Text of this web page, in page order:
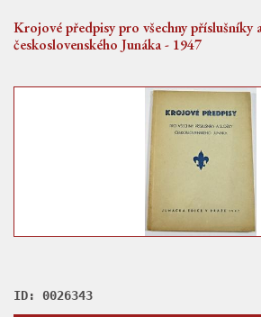
Krojové předpisy pro všechny příslušníky
československého Junáka - 1947
ID: 0026343